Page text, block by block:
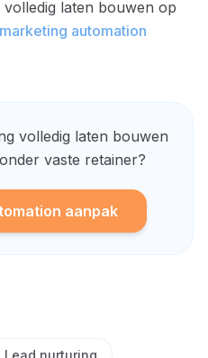
laten bouwen op
marketing automation
volledig laten bouwen
vaste retainer?
aanpak
Lead nurturing